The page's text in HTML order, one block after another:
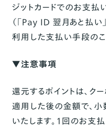
ジットカードでのお支払
（「Pay ID 翌月あと払い
利用した支払い手段のこ
▼注意事項
還元するポイントは、ク
適用した後の金額で、
いたします。1回のお支